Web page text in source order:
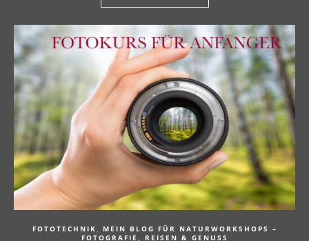
FOTOTECHNIK , MEIN BLOG FÜR NATURWORKSHOPS –
FOTOGRAFIE, REISEN & GENUSS